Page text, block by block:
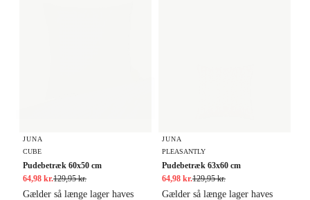
JUNA
CUBE
Pudebetræk 60x50 cm
64,98 kr.129,95 kr.
Gælder så længe lager haves
JUNA
PLEASANTLY
Pudebetræk 63x60 cm
64,98 kr.129,95 kr.
Gælder så længe lager haves